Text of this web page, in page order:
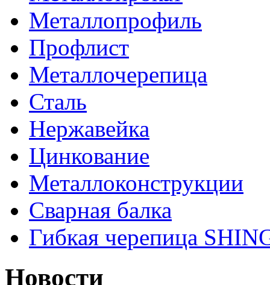
Металлопрофиль
Профлист
Металлочерепица
Сталь
Нержавейка
Цинкование
Металлоконструкции
Сварная балка
Гибкая черепица
Новости